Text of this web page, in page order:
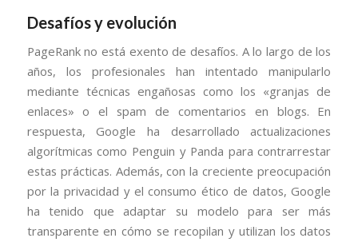
Desafíos y evolución
PageRank no está exento de desafíos. A lo largo de los
años, los profesionales han intentado manipularlo
mediante técnicas engañosas como los «granjas de
enlaces» o el spam de comentarios en blogs. En
respuesta, Google ha desarrollado actualizaciones
algorítmicas como Penguin y Panda para contrarrestar
estas prácticas. Además, con la creciente preocupación
por la privacidad y el consumo ético de datos, Google
ha tenido que adaptar su modelo para ser más
transparente en cómo se recopilan y utilizan los datos